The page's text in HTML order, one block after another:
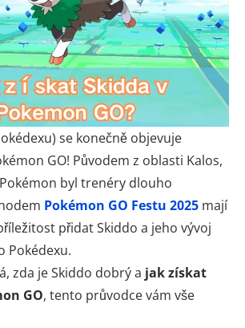
se konečně objevuje
GO! Původem z oblasti Kalos,
byl trenéry dlouho
Pokémon GO Festu 2025 mají
přidat Skiddo a jeho vývoj
Pokédexu.
zda je Skiddo dobrý a jak získat
GO, tento průvodce vám vše